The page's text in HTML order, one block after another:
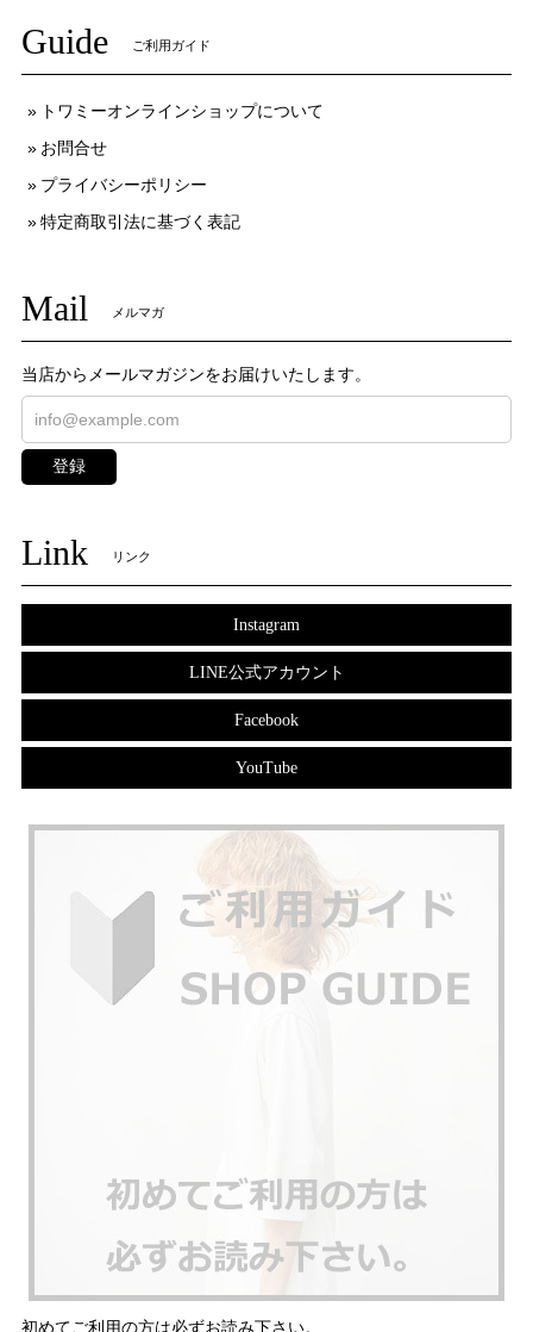
Guide ご利用ガイド
トワミーオンラインショップについて
お問合せ
プライバシーポリシー
特定商取引法に基づく表記
Mail メルマガ
当店からメールマガジンをお届けいたします。
登録
Link リンク
Instagram
LINE公式アカウント
Facebook
YouTube
初めてご利用の方は必ずお読み下さい。